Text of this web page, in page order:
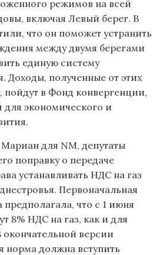
режимов на всей
включая Левый берег. В
что он поможет устранить
между двумя берегами
единую систему
Доходы, полученные от этих
пойдут в Фонд конвергенции,
для экономического и
для NM, депутаты
поправку о передаче
устанавливать НДС на газ
Первоначальная
предполагала, что с 1 июня
8% НДС на газ, как и для
окончательной версии
норма должна вступить